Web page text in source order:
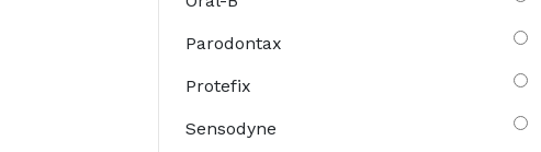
Parodontax
Protefix
Sensodyne